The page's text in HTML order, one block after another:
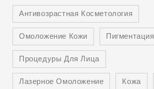
Антивозрастная Косметология
Омоложение Кожи
Пигментация
Процедуры Для Лица
Лазерное Омоложение
Кожа